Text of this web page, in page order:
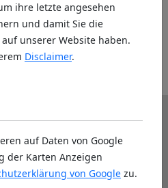
Hangflug
Indoor
ihre letzte angesehen
und damit Sie die
unserer Website haben.
Disclaimer.
auf Daten von Google
der Karten Anzeigen
von Google zu.